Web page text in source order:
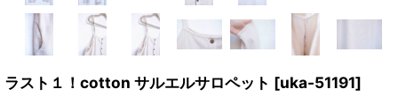
ラスト１！cotton サルエルサロペット [uka-51191]